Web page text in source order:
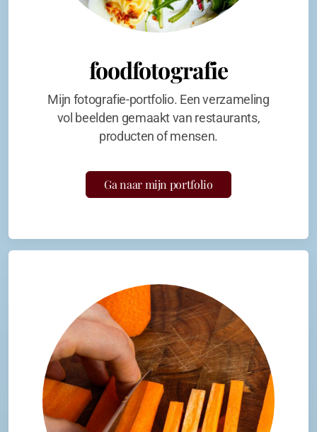
foodfotografie
Mijn fotografie-portfolio. Een verzameling
vol beelden gemaakt van restaurants,
producten of mensen.
Ga naar mijn portfolio